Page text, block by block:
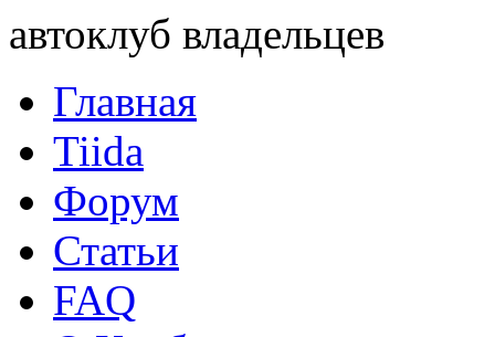
автоклуб владельцев
Главная
Tiida
Форум
Статьи
FAQ